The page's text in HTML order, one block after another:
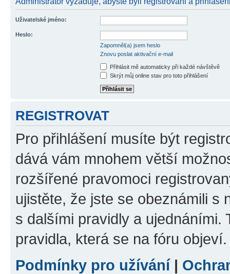
Uživatelské jméno:
Heslo:
Zapomněl(a) jsem heslo
Znovu poslat aktivační e-mail
Přihlásit mě automaticky při každé návštěvě
Skrýt můj online stav pro toto přihlášení
REGISTROVAT
Pro přihlášení musíte být
dává vám mnohem větší
rozšířené pravomoci
ujistěte, že jste se obeznámili s
s dalšími pravidly a ujednáními.
pravidla, která se na fóru objeví.
Podmínky pro užívání|